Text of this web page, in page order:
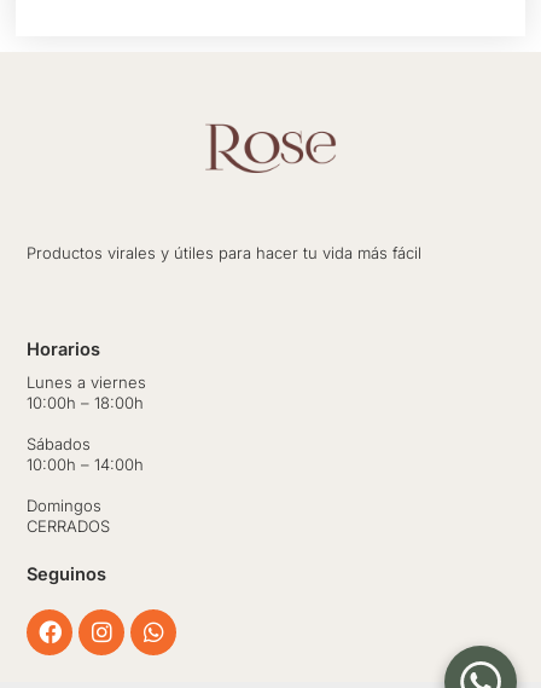
Productos virales y útiles para hacer tu vida más fácil
Horarios
Lunes a viernes
10:00h – 18:00h
Sábados
10:00h – 14:00h
Domingos
CERRADOS
Seguinos
Facebook
InstagramWhatsapp